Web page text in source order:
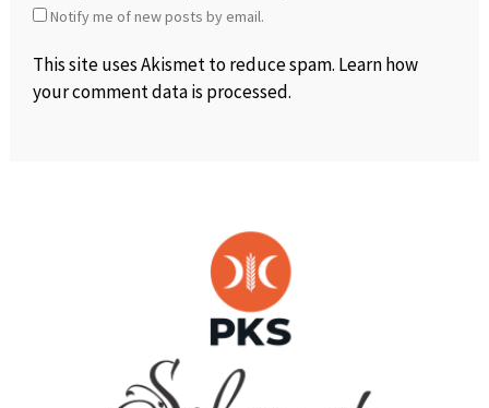
Notify me of new posts by email.
This site uses Akismet to reduce spam. Learn how
your comment data is processed.